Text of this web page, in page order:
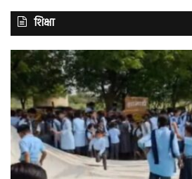
शिक्षा